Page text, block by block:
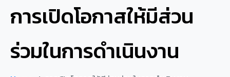
การเปิดโอกาสให้มีส่วน
ร่วมในการดำเนินงาน